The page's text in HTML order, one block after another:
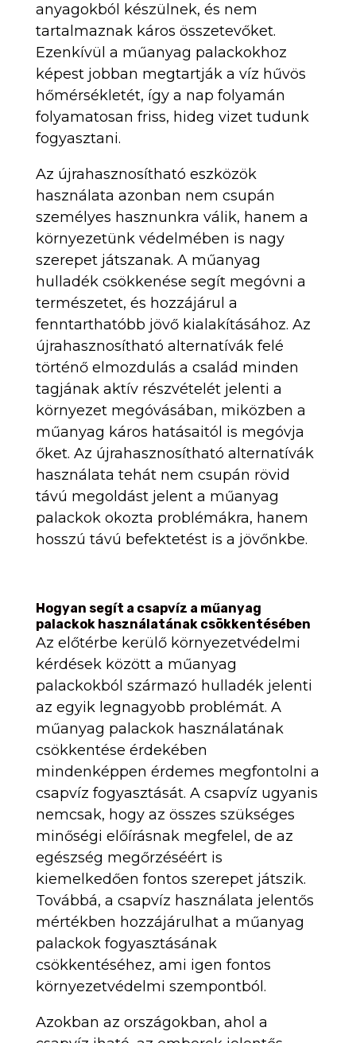
anyagokból készülnek, és nem
tartalmaznak káros összetevőket.
Ezenkívül a műanyag palackokhoz
képest jobban megtartják a víz hűvös
hőmérsékletét, így a nap folyamán
folyamatosan friss, hideg vizet tudunk
fogyasztani.
Az újrahasznosítható eszközök
használata azonban nem csupán
személyes hasznunkra válik, hanem a
környezetünk védelmében is nagy
szerepet játszanak. A műanyag
hulladék csökkenése segít megóvni a
természetet, és hozzájárul a
fenntarthatóbb jövő kialakításához. Az
újrahasznosítható alternatívák felé
történő elmozdulás a család minden
tagjának aktív részvételét jelenti a
környezet megóvásában, miközben a
műanyag káros hatásaitól is megóvja
őket. Az újrahasznosítható alternatívák
használata tehát nem csupán rövid
távú megoldást jelent a műanyag
palackok okozta problémákra, hanem
hosszú távú befektetést is a jövőnkbe.
Hogyan segít a csapvíz a műanyag
palackok használatának csökkentésében
Az előtérbe kerülő környezetvédelmi
kérdések között a műanyag
palackokból származó hulladék jelenti
az egyik legnagyobb problémát. A
műanyag palackok használatának
csökkentése érdekében
mindenképpen érdemes megfontolni a
csapvíz fogyasztását. A csapvíz ugyanis
nemcsak, hogy az összes szükséges
minőségi előírásnak megfelel, de az
egészség megőrzéséért is
kiemelkedően fontos szerepet játszik.
Továbbá, a csapvíz használata jelentős
mértékben hozzájárulhat a műanyag
palackok fogyasztásának
csökkentéséhez, ami igen fontos
környezetvédelmi szempontból.
Azokban az országokban, ahol a